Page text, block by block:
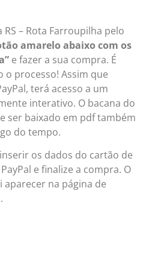
– Rota Farroupilha pelo
amarelo abaixo com os
e fazer a sua compra. É
o processo! Assim que
terá acesso a um
interativo. O bacana do
ser baixado em pdf também
do tempo.
os dados do cartão de
e finalize a compra. O
aparecer na página de